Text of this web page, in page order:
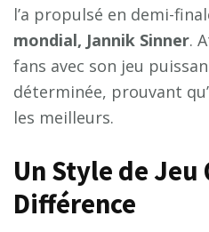
l’a propulsé en demi-
mondial, Jannik Sinner.
fans avec son jeu
déterminée, prouvant
les meilleurs.
Un Style de Jeu
Différence